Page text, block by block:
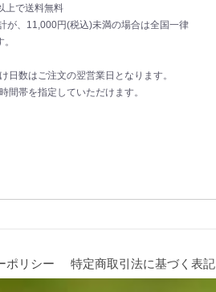
上で送料無料
が、11,000円(税込)未満の場合は全国一律
日数はご注文の翌営業日となります。
間帯を指定していただけます。
ポリシー 特定商取引法に基づく表記